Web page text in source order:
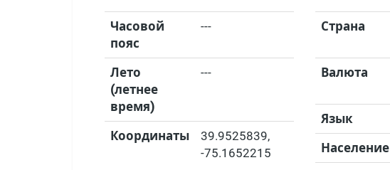
Часовой
пояс
---
Лето
(летнее
время)
---
Координаты 39.9525839,
-75.1652215
Страна
Валюта
Язык
Население